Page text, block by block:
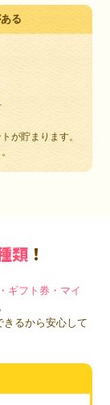
る
が貯まります。
類 ！
ギフト券・マイ
きるから安心して